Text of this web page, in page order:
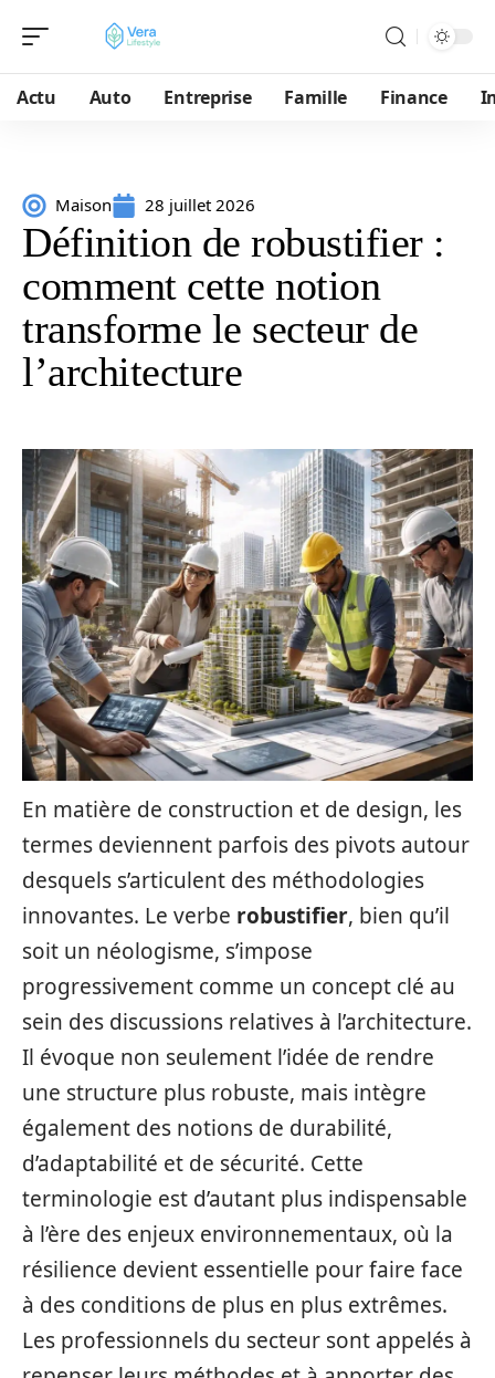
Actu Auto Entreprise Famille Finance
Maison 28 juillet 2026
Définition de robustifier :
comment cette notion
transforme le secteur de
l’architecture
En matière de construction et de design, les
termes deviennent parfois des pivots autour
desquels s’articulent des méthodologies
innovantes. Le verbe robustifier, bien qu’il
soit un néologisme, s’impose
progressivement comme un concept clé au
sein des discussions relatives à l’architecture.
Il évoque non seulement l’idée de rendre
une structure plus robuste, mais intègre
également des notions de durabilité,
d’adaptabilité et de sécurité. Cette
terminologie est d’autant plus indispensable
à l’ère des enjeux environnementaux, où la
résilience devient essentielle pour faire face
à des conditions de plus en plus extrêmes.
Les professionnels du secteur sont appelés à